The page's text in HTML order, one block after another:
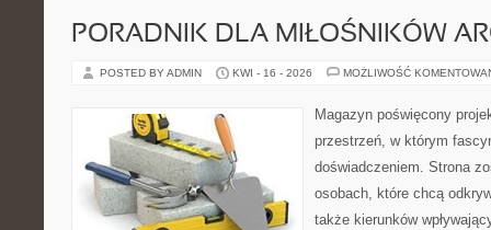
PORADNIK DLA MIŁOŚNIKÓW
POSTED BY ADMIN KWI - 16 - 2026 MOŻLIWOŚĆ
Magazyn poświęcony
przestrzeń, w którym
doświadczeniem. Strona
osobach, które chcą
także kierunków